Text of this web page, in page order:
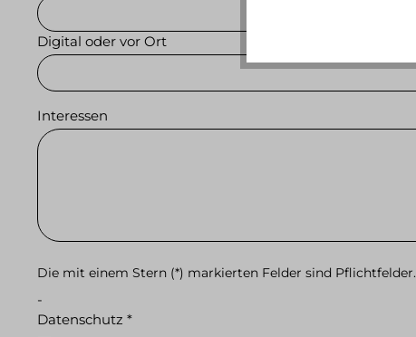
Digital oder vor Ort
Interessen
Die mit einem Stern (*) markierten Felder sind Pflichtfelder.
-
Datenschutz *